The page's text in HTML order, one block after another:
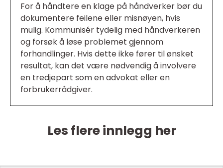
For å håndtere en klage på håndverker bør du
dokumentere feilene eller misnøyen, hvis
mulig. Kommunisér tydelig med håndverkeren
og forsøk å løse problemet gjennom
forhandlinger. Hvis dette ikke fører til ønsket
resultat, kan det være nødvendig å involvere
en tredjepart som en advokat eller en
forbrukerrådgiver.
Les flere innlegg her